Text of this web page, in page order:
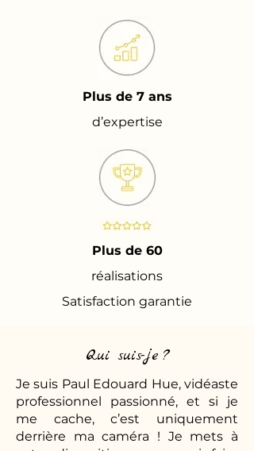
Plus de 7 ans
d’expertise
Plus de 60
réalisations
Satisfaction garantie
Qui suis-je ?
Je suis Paul Edouard Hue, vidéaste
professionnel passionné, et si je
me cache, c’est uniquement
derrière ma caméra ! Je mets à